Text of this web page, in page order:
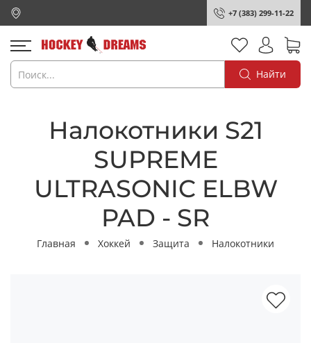
+7 (383) 299-11-22
Найти
Налокотники S21
SUPREME
ULTRASONIC ELBW
PAD - SR
Главная Хоккей Защита Налокотники